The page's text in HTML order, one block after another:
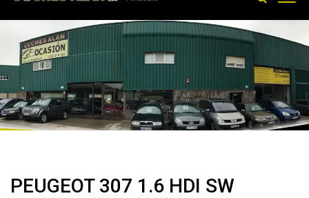
PEUGEOT 307 1.6 HDI SW